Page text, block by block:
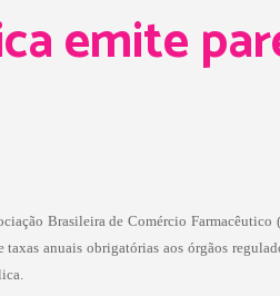
emite
Brasileira de Comércio
anuais obrigatórias aos órgãos